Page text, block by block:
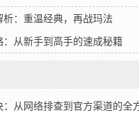
：重温经典，再战玛法
从新手到高手的速成秘籍
从网络排查到官方渠道的全